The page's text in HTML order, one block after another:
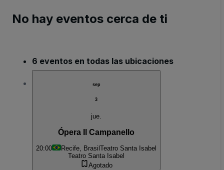
No hay eventos cerca de ti
6 eventos en todas las ubicaciones
sep
3
jue.
Ópera Il Campanello
20:00 Recife, Brasil Teatro Santa Isabel
Teatro Santa Isabel
Agotado